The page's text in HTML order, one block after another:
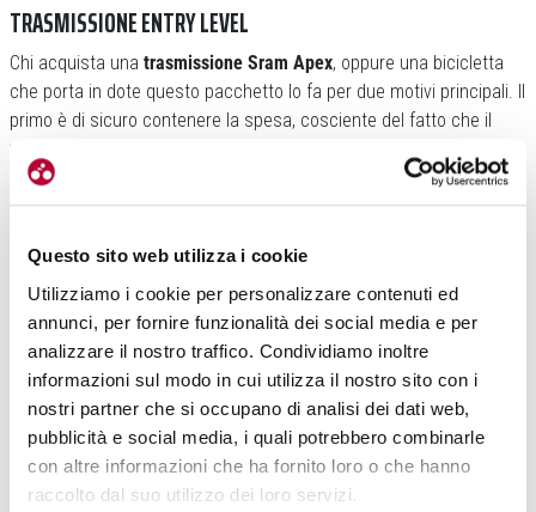
Questo sito web utilizza i cookie
Utilizziamo i cookie per personalizzare contenuti ed
annunci, per fornire funzionalità dei social media e per
analizzare il nostro traffico. Condividiamo inoltre
informazioni sul modo in cui utilizza il nostro sito con i
nostri partner che si occupano di analisi dei dati web,
pubblicità e social media, i quali potrebbero combinarle
con altre informazioni che ha fornito loro o che hanno
raccolto dal suo utilizzo dei loro servizi.
TRASMISSIONE ENTRY LEVEL
Chi acquista una trasmissione Sram Apex, oppure una bicicletta
che porta in dote questo pacchetto lo fa per due motivi principali. Il
primo è di sicuro contenere la spesa, cosciente del fatto che il
valore alla bilancia non occupa il primo posto nella scala dei valori.
Il secondo è avere
un’ottima sostanza dei materiali e non curarsi
troppo dei colpi proibitiche possono arrivare da un utilizzo
L’ultima versione AXS hapoco da invidiare al Rival e al Force